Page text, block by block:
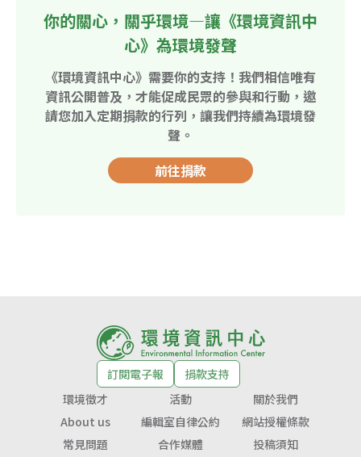
你的關心，關乎環境—讓《環境資訊中
心》為環境發聲
《環境資訊中心》需要你的支持！我們相信唯有
資訊公開普及，才能促成民眾的參與和行動，邀
請您加入定期捐款的行列，讓我們持續為環境發
聲。
前往捐款
訂閱電子報
捐款支持
環境徵才
活動
關於我們
About us
編輯室自律公約
網站授權條款
常見問題
合作媒體 投稿須知